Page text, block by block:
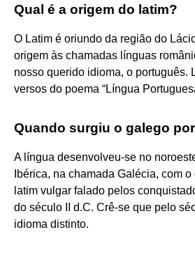
Qual é a origem do latim?
O Latim é oriundo da região do
origem às chamadas línguas
nosso querido idioma, o português.
versos do poema “Língua
Quando surgiu o galego
A língua desenvolveu-se no
Ibérica, na chamada Galécia, com
latim vulgar falado pelos
do século II d.C. Crê-se que pelo
idioma distinto.